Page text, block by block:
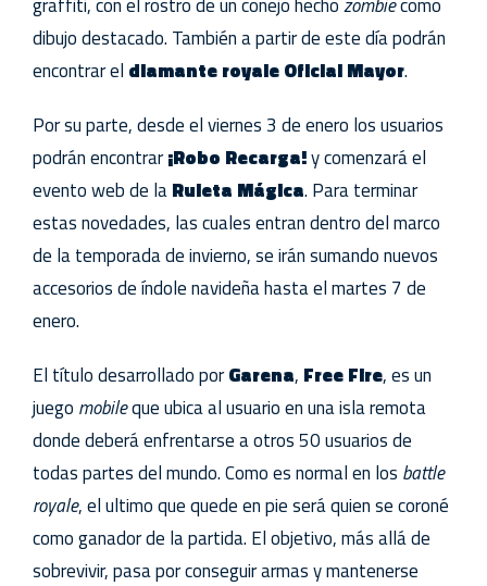
dibujo destacado. También a partir de este día podrán
encontrar el diamante royale Oficial Mayor.
Por su parte, desde el viernes 3 de enero los usuarios
podrán encontrar¡Robo Recarga!y comenzará el
evento web de laRuleta Mágica. Para terminar
estas novedades, las cuales entran dentro del marco
de la temporada de invierno, se irán sumando nuevos
accesorios de índole navideña hasta el martes 7 de
enero.
El título desarrollado porGarena, Free Fire, es un
juego mobileque ubica al usuario en una isla remota
donde deberá enfrentarse a otros 50 usuarios de
todas partes del mundo. Como es normal en los battle
royale, el ultimo que quede en pie será quien se coroné
como ganador de la partida. El objetivo, más allá de
sobrevivir, pasa por conseguir armas y mantenerse